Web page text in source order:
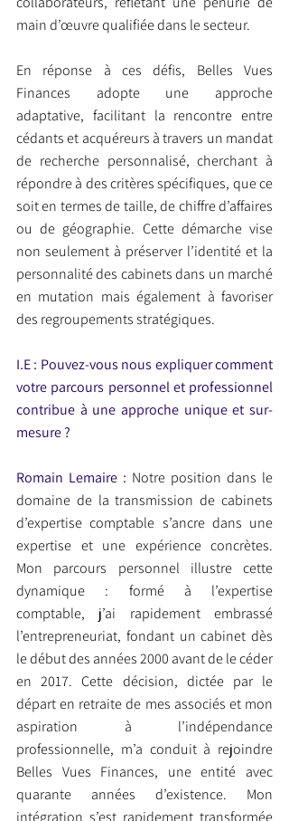
main d’œuvre qualifiée dans le secteur.
En réponse à ces défis, Belles Vues
Finances adopte une approche
adaptative, facilitant la rencontre entre
cédants et acquéreurs à travers un mandat
de recherche personnalisé, cherchant à
répondre à des critères spécifiques, que ce
soit en termes de taille, de chiffre d’affaires
ou de géographie. Cette démarche vise
non seulement à préserver l’identité et la
personnalité des cabinets dans un marché
en mutation mais également à favoriser
des regroupements stratégiques.
I.E : Pouvez-vous nous expliquer comment
votre parcours personnel et professionnel
contribue à une approche unique et sur-
mesure ?
Romain Lemaire : Notre position dans le
domaine de la transmission de cabinets
d’expertise comptable s’ancre dans une
expertise et une expérience concrètes.
Mon parcours personnel illustre cette
dynamique : formé à l’expertise
comptable, j’ai rapidement embrassé
l’entrepreneuriat, fondant un cabinet dès
le début des années 2000 avant de le céder
en 2017. Cette décision, dictée par le
départ en retraite de mes associés et mon
aspiration à l’indépendance
professionnelle, m’a conduit à rejoindre
Belles Vues Finances, une entité avec
quarante années d’existence. Mon
intégration s’est rapidement transformée